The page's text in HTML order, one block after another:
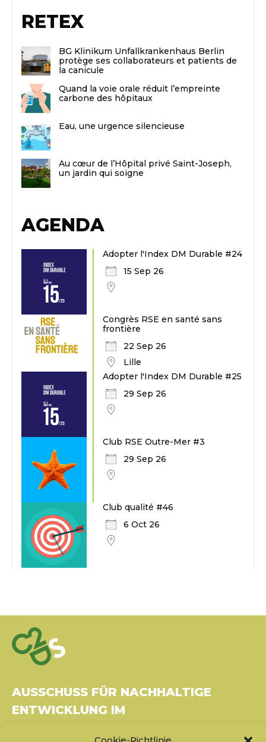
RETEX
BG Klinikum Unfallkrankenhaus Berlin
protège ses collaborateurs et patients de
la canicule
Quand la voie orale réduit l’empreinte
carbone des hôpitaux
Eau, une urgence silencieuse
Au cœur de l’Hôpital privé Saint-Joseph,
un jardin qui soigne
AGENDA
Adopter l'Index DM Durable #24
15 Sep 26
Congrès RSE en santé sans
frontière
22 Sep 26
Lille
Adopter l'Index DM Durable #25
29 Sep 26
Club RSE Outre-Mer #3
29 Sep 26
Club qualité #46
6 Oct 26
AUSSCHUSS FÜR NACHHALTIGE
ENTWICKLUNG IM